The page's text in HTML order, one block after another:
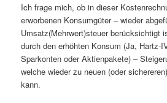
Ich frage mich, ob in dieser
erworbenen Konsumgüter – wieder
Umsatz(Mehrwert)steuer berücksichtigt
durch den erhöhten Konsum (Ja, Hartz-
Sparkonten oder Aktienpakete) –
welche wieder zu neuen (oder
kann.